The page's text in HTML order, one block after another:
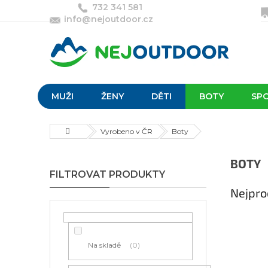
732 341 581
info@nejoutdoor.cz
MUŽI ŽENY DĚTI BOTY
DomůVyrobeno v ČR Boty
o
s
t
Na skladě 0
BOTY